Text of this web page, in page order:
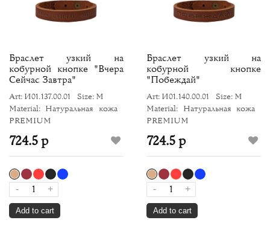
Браслет узкий на
кобурной кнопке "Вчера
Сейчас Завтра"
Art: И01.137.00.01
Size: M
Material: Натуральная кожа
PREMIUM
724.5 р
- +
Add to cart
Браслет узкий на
кобурной кнопке
"Побеждай"
Art: И01.140.00.01
Size: M
Material: Натуральная кожа
PREMIUM
724.5 р
- +
Add to cart